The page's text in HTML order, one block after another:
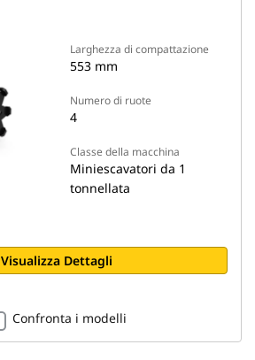
Larghezza di compattazione
553 mm
Numero di ruote
4
Classe della macchina
Miniescavatori da 1
tonnellata
Visualizza Dettagli
Confronta i modelli